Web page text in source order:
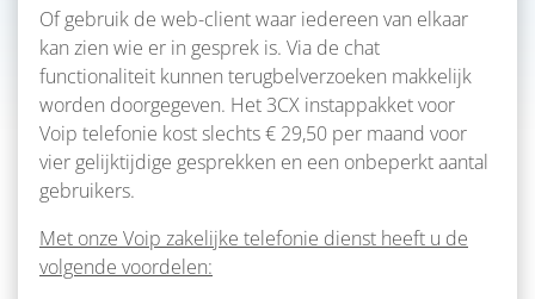
Of gebruik de web-client waar iedereen van elkaar
kan zien wie er in gesprek is. Via de chat
functionaliteit kunnen terugbelverzoeken makkelijk
worden doorgegeven. Het 3CX instappakket voor
Voip telefonie kost slechts € 29,50 per maand voor
vier gelijktijdige gesprekken en een onbeperkt aantal
gebruikers.
Met onze Voip zakelijke telefonie dienst heeft u de
volgende voordelen: